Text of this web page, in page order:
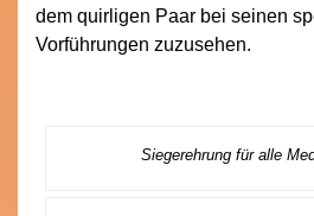
dem quirligen Paar bei seinen
Vorführungen zuzusehen.
Siegerehrung für alle